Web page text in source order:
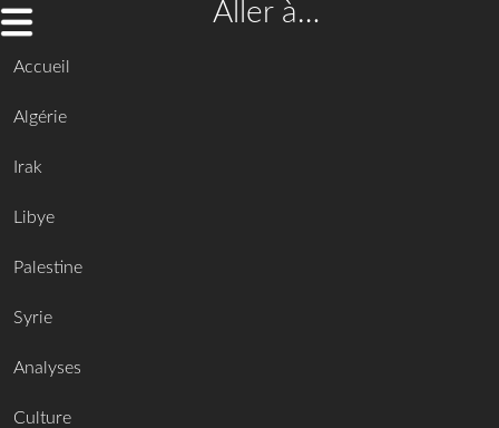
Aller à…
Accueil
Algérie
Irak
Libye
Palestine
Syrie
Analyses
Culture